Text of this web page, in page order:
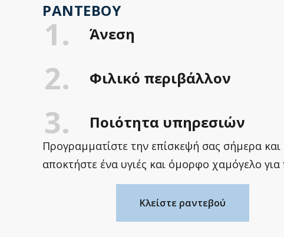
ΡΑΝΤΕΒΟΎ
1. Άνεση
2. Φιλικό περιβάλλον
3. Ποιότητα υπηρεσιών
Προγραμματίστε την επίσκεψή σας σήμερα και
αποκτήστε ένα υγιές και όμορφο χαμόγελο για
Κλείστε ραντεβού